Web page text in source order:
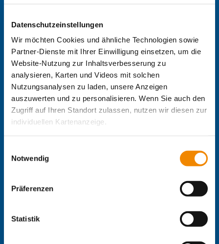
Datenschutzeinstellungen
Wir möchten Cookies und ähnliche Technologien sowie
Partner-Dienste mit Ihrer Einwilligung einsetzen, um die
Website-Nutzung zur Inhaltsverbesserung zu
analysieren, Karten und Videos mit solchen
Nutzungsanalysen zu laden, unsere Anzeigen
auszuwerten und zu personalisieren. Wenn Sie auch den
Zugriff auf Ihren Standort zulassen, nutzen wir diesen zur
individuellen Kartenanzeige.
unsere Partner Daten wie Ihre IP-Adresse und
verarbeiten diese zusammen mit Daten von anderen
Websites. Die Partner erkennen mitunter auch, wenn Sie
zum Website-Besuch verschiedene Geräte verwenden,
kann die Datenübertragung in Drittländer (insb. die USA)
nicht ausgeschlossen werden. Dort ist kein der EU
Notwendig
Präferenzen
Statistik
Zentrale IB-Websites:
Die Internationale Arbeit des IB
IB-Personalentwicklung
IB-Kindertageseinrichtungen
IB-Freiwilligendienste
IB-Jugendmigrationsdienste
IB-Online-Akademie
IB-Green
Delta-Netz Transfer
IB Berlin-Brandenburg
IB Süd